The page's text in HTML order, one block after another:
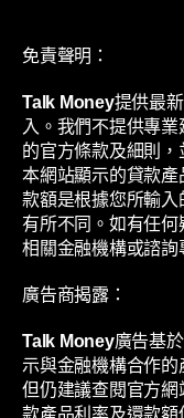
免責聲明：
Talk Money提供最
入。我們不提供專
的官方條款及細則，
本網站顯示的貸款
款額是根據您所輸
有所不同。如有任
相關金融機構或諮詢
廣告商揭露：
Talk Money廣告基
示與金融機構合作的
但仍建議查閱官方